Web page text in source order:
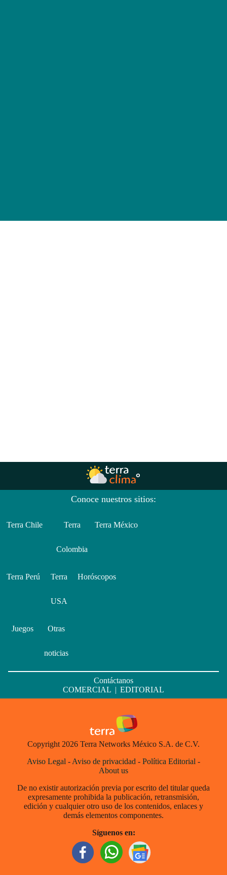
Conoce nuestros sitios:
Terra Chile Terra
Colombia
Terra México
Terra Perú Terra
USA
Horóscopos
Juegos Otras
noticias
Contáctanos
COMERCIAL | EDITORIAL
Copyright 2026 Terra Networks México S.A. de C.V.
Aviso Legal - Aviso de privacidad - Política Editorial -
About us
De no existir autorización previa por escrito del titular queda
expresamente prohibida la publicación, retransmisión,
edición y cualquier otro uso de los contenidos, enlaces y
demás elementos componentes.
Síguenos en: